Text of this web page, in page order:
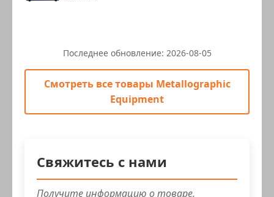
Последнее обновление: 2026-08-05
Смотреть все товары Metallographic
Equipment
Свяжитесь с нами
Получите информацию о товаре,